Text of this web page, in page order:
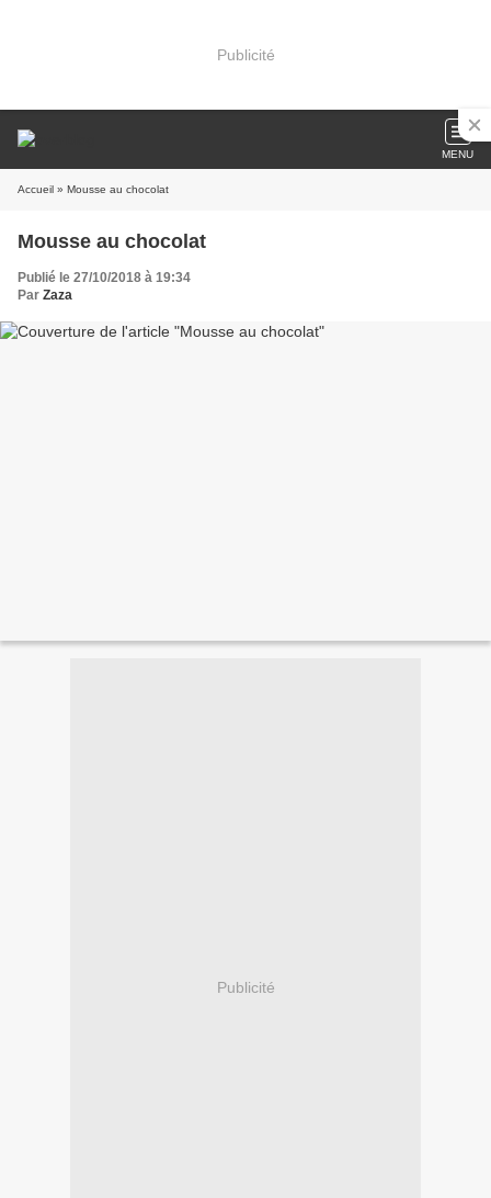
Publicité
MENU
Accueil » Mousse au chocolat
Mousse au chocolat
Publié le 27/10/2018 à 19:34
Par Zaza
Publicité